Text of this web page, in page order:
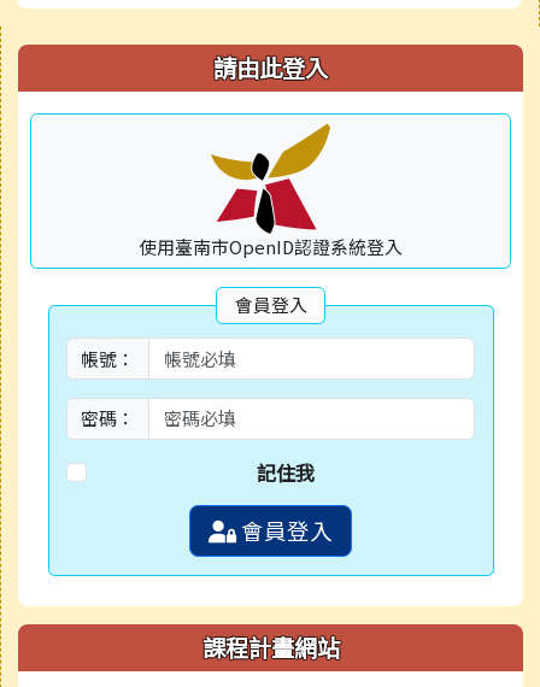
右邊區域內容 請由此登入
使用臺南市OpenID認證系統登入
會員登入
帳號：
密碼：
記住我
會員登入
課程計畫網站